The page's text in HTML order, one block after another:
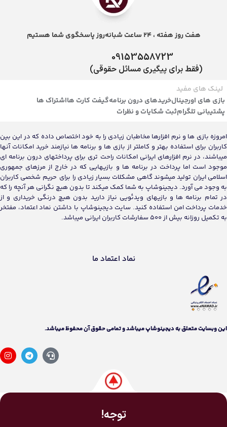
هفت روز هفته ، 24 ساعت شبانه‌روز پاسخگوی شما هستیم
09153558723
(فقط برای پیگیری مسائل حقوقی)
لینک های مفید
بازی های اورجینالخریدهای درون برنامهگیفت کارت هااشتراک ها
پشتیبانی تلگرامثبت شکایات و نظرات
امروزه بازی ها و نرم افزارها مخاطبان زیادی را به خود اختصاص داده که در این بین
کاربران برای استفاده بهتر و کاملتر از بازی ها و برنامه ها نیازمند خرید امکانات آنها
میباشند، در نرم افزارهای ایرانی امکانات راحت تری برای پرداختهای درون برنامه ای
موجود است اما پرداخت در برنامه ها و بازیهایی که در خارج از مرزهای جمهوری
اسلامی ایران تولید میشوند گاهی مشکلات بسیار زیادی را برای حریم شخصی کاربران
به وجود می آورد. دیجینوشاپ به شما کمک میکند تا بدون هیچ نگرانی هر آنچه را که
در تمام برنامه ها و بازیهای ویدئویی نیاز دارید بدون هیچ درنگی خریداری و از
خدمات پرداخت امن استفاده کنید. سایت دیجینوشاپ با داشتن نماد اعتماد، مفتخر
به تکمیل روزانه بیش از 500 سفارشات کاربران ایرانی میباشد.
نماد اعتماد ما
اين وبسايت متعلق به دیجینوشاپ ميباشد و تمامی حقوق آن محفوظ ميباشد.
توجه!